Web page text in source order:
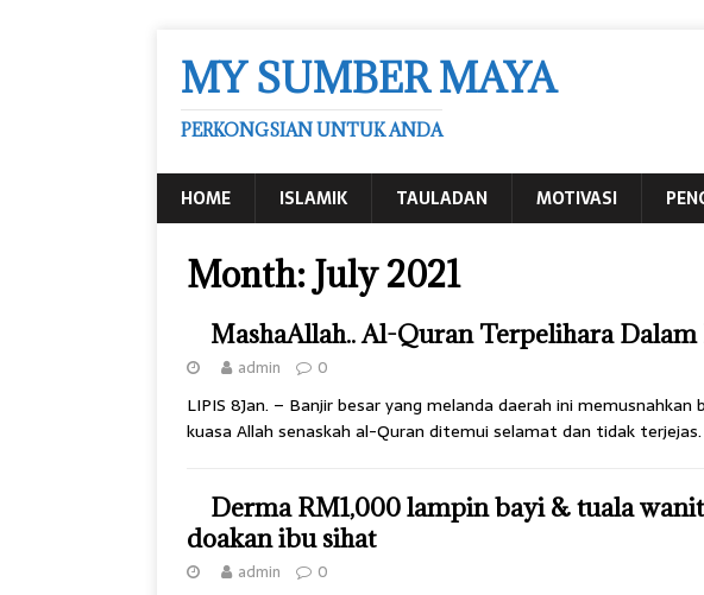
MY SUMBER MAYA
PERKONGSIAN UNTUK ANDA
HOME ISLAMIK TAULADAN MOTIVASI
Month: July 2021
MashaAllah.. Al-Quran Terpelihara
admin 0
LIPIS 8Jan. – Banjir besar yang melanda daerah ini
kuasa Allah senaskah al-Quran ditemui selamat dan tidak
Derma RM1,000 lampin bayi & tuala
doakan ibu sihat
admin 0